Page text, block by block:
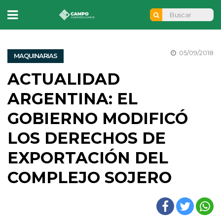
MAQUINARIAS 05/09/2018
ACTUALIDAD
ARGENTINA: EL
GOBIERNO MODIFICÓ L
OS DERECHOS DE E
XPORTACIÓN DEL C
OMPLEJO SOJERO